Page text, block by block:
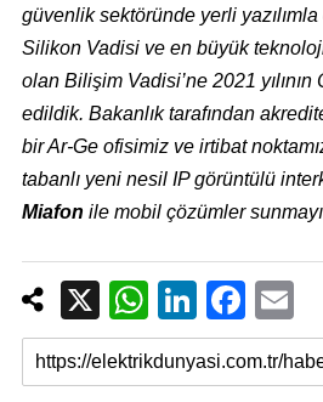
güvenlik sektöründe yerli
Silikon Vadisi ve en büyük
olan Bilişim Vadisi’ne 2021 yılının
edildik. Bakanlık tarafından
bir Ar-Ge ofisimiz ve irtibat
tabanlı yeni nesil IP görüntülü
Miafon ile mobil çözümler
X
W
h
at
Li
n
k
F
a
c